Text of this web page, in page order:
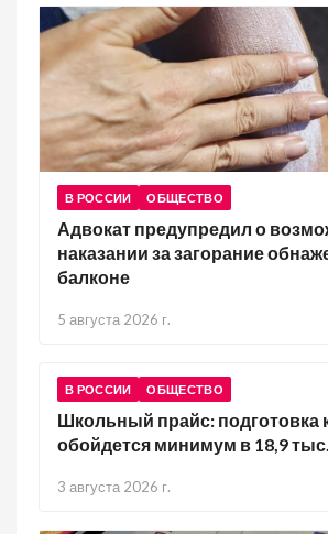
В РОССИИ ОБЩЕСТВО
Адвокат предупредил о
наказании за загорание
балконе
5 августа 2026 г.
В РОССИИ ОБЩЕСТВО
Школьный прайс: подготовка
обойдется минимум в 18,9
3 августа 2026 г.